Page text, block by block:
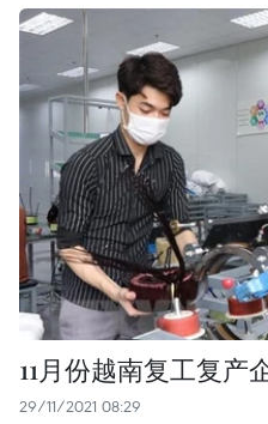
11月份越南复工复产
29/11/2021 08:29